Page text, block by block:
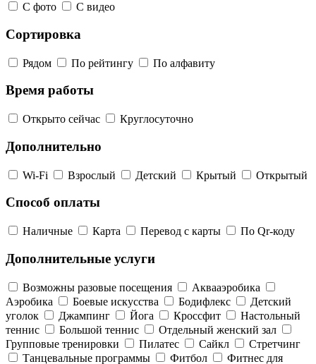
С фото С видео
Сортировка
Рядом По рейтингу По алфавиту
Время работы
Открыто сейчас Круглосуточно
Дополнительно
Wi-Fi Взрослый Детский Крытый Открытый
Способ оплаты
Наличные Карта Перевод с карты По Qr-коду
Дополнительные услуги
Возможны разовые посещения
Аквааэробика
Аэробика
Боевые искусства Бодифлекс
Детский
уголок
Джампинг Йога Кроссфит
Настольный
теннис
Большой теннис
Отдельный женский зал
Групповые тренировки
Пилатес Сайкл
Стретчинг
Танцевальные программы
Фитбол
Фитнес для